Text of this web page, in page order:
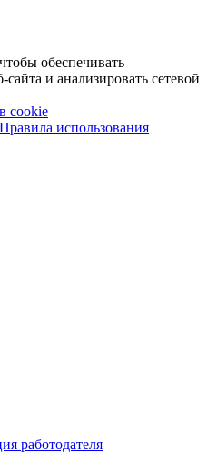
обеспечивать
и анализировать сетевой
cookie
Правила использования
работодателя